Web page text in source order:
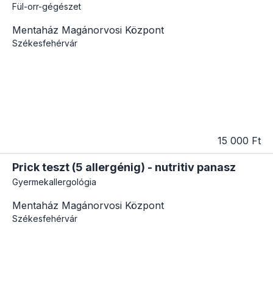
Fül-orr-gégészet
Mentaház Magánorvosi Központ
Székesfehérvár
15 000 Ft
Prick teszt (5 allergénig) - nutritiv panasz
Gyermekallergológia
Mentaház Magánorvosi Központ
Székesfehérvár